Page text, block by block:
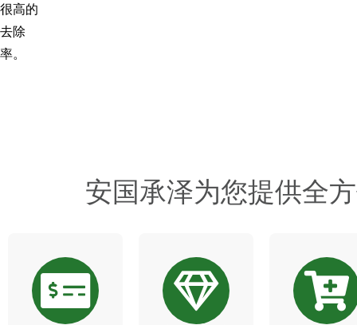
很高的
去除
率。
安国承泽为您提供全